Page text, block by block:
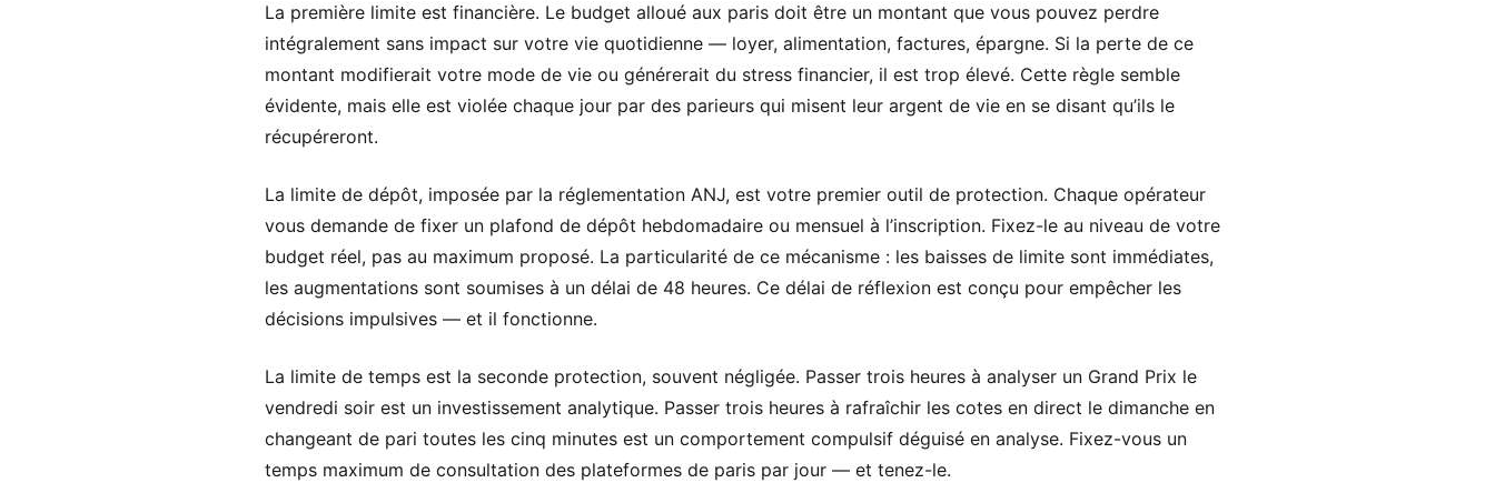
La première limite est financière. Le budget alloué aux paris doit être un montant que vous pouvez perdre
intégralement sans impact sur votre vie quotidienne — loyer, alimentation, factures, épargne. Si la perte de ce
montant modifierait votre mode de vie ou générerait du stress financier, il est trop élevé. Cette règle semble
évidente, mais elle est violée chaque jour par des parieurs qui misent leur argent de vie en se disant qu’ils le
récupéreront.
La limite de dépôt, imposée par la réglementation ANJ, est votre premier outil de protection. Chaque opérateur
vous demande de fixer un plafond de dépôt hebdomadaire ou mensuel à l’inscription. Fixez-le au niveau de votre
budget réel, pas au maximum proposé. La particularité de ce mécanisme : les baisses de limite sont immédiates,
les augmentations sont soumises à un délai de 48 heures. Ce délai de réflexion est conçu pour empêcher les
décisions impulsives — et il fonctionne.
La limite de temps est la seconde protection, souvent négligée. Passer trois heures à analyser un Grand Prix le
vendredi soir est un investissement analytique. Passer trois heures à rafraîchir les cotes en direct le dimanche en
changeant de pari toutes les cinq minutes est un comportement compulsif déguisé en analyse. Fixez-vous un
temps maximum de consultation des plateformes de paris par jour — et tenez-le.